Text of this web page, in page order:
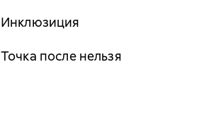
Инклюзиция
Точка после нельзя